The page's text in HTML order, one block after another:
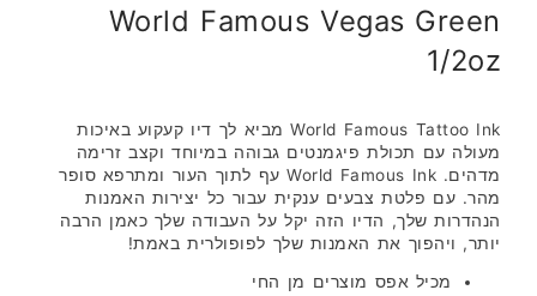
World Famous Vegas Green
1/2oz
World Famous Tattoo Ink מביא לך דיו קעקוע באיכות
מעולה עם תכולת פיגמנטים גבוהה במיוחד וקצב זרימה
מדהים. World Famous Ink עף לתוך העור ומתרפא סופר
מהר. עם פלטת צבעים ענקית עבור כל יצירות האמנות
הנהדרות שלך, הדיו הזה יקל על העבודה שלך כאמן הרבה
יותר, ויהפוך את האמנות שלך לפופולרית באמת!
מכיל אפס מוצרים מן החי